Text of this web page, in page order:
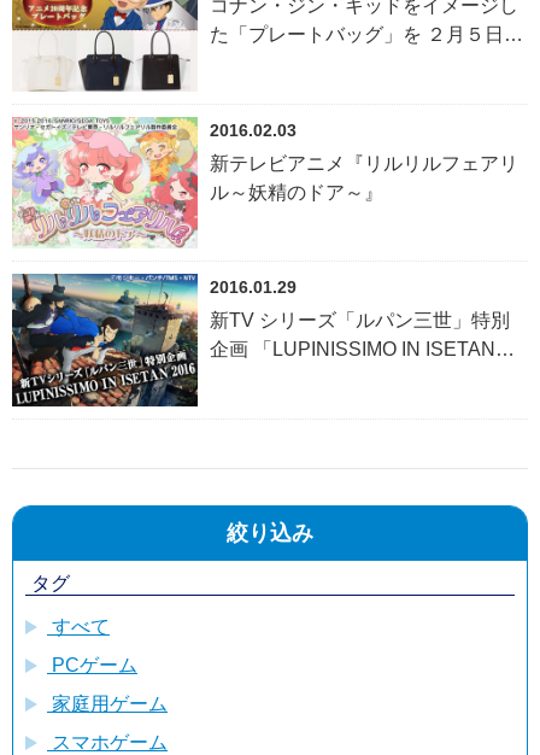
コナン・ジン・キッドをイメージし
た「プレートバッグ」を ２月５日よ
2016.02.03
新テレビアニメ『リルリルフェアリ
ル～妖精のドア～』
2016.01.29
新TV シリーズ「ルパン三世」特別
企画 「LUPINISSIMO IN ISETAN
絞り込み
タグ
すべて
PCゲーム
家庭用ゲーム
スマホゲーム